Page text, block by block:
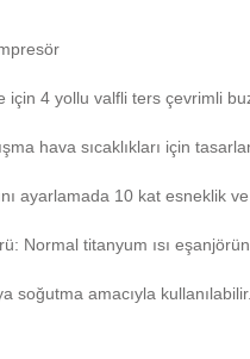
için 4 yollu valfli ters çevrimli
hava sıcaklıkları için
ayarlamada 10 kat esneklik
Normal titanyum ısı
soğutma amacıyla kullanılabilir.